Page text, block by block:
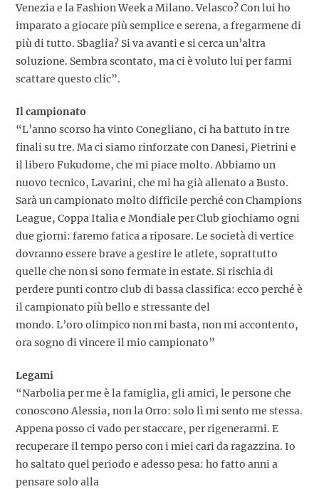
Venezia e la Fashion Week a Milano. Velasco? Con lui ho
imparato a giocare più semplice e serena, a fregarmene di
più di tutto. Sbaglia? Si va avanti e si cerca un’altra
soluzione. Sembra scontato, ma ci è voluto lui per farmi
scattare questo clic”.
Il campionato
“L’anno scorso ha vinto Conegliano, ci ha battuto in tre
finali su tre. Ma ci siamo rinforzate con Danesi, Pietrini e
il libero Fukudome, che mi piace molto. Abbiamo un
nuovo tecnico, Lavarini, che mi ha già allenato a Busto.
Sarà un campionato molto difficile perché con Champions
League, Coppa Italia e Mondiale per Club giochiamo ogni
due giorni: faremo fatica a riposare. Le società di vertice
dovranno essere brave a gestire le atlete, soprattutto
quelle che non si sono fermate in estate. Si rischia di
perdere punti contro club di bassa classifica: ecco perché è
il campionato più bello e stressante del
mondo. L’oro olimpico non mi basta, non mi accontento,
ora sogno di vincere il mio campionato”
Legami
“Narbolia per me è la famiglia, gli amici, le persone che
conoscono Alessia, non la Orro: solo lì mi sento me stessa.
Appena posso ci vado per staccare, per rigenerarmi. E
recuperare il tempo perso con i miei cari da ragazzina. Io
ho saltato quel periodo e adesso pesa: ho fatto anni a
pensare solo alla